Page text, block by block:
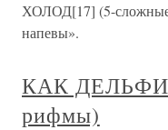
ХОЛОД[17] (5-
напевы».
КАК
рифмы)